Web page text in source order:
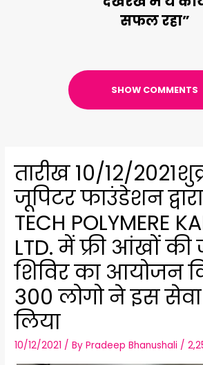
सफल रहा”
SHOW COMMENTS
तारीख 10/12/
जूपिटर फाउंडेशन
TECH POLYMERE
LTD. में फ्री आंखों की
शिविर का आयोजन
300 लोगो ने इस
लिया
10/12/2021 / ByPradeep Bhanushali /